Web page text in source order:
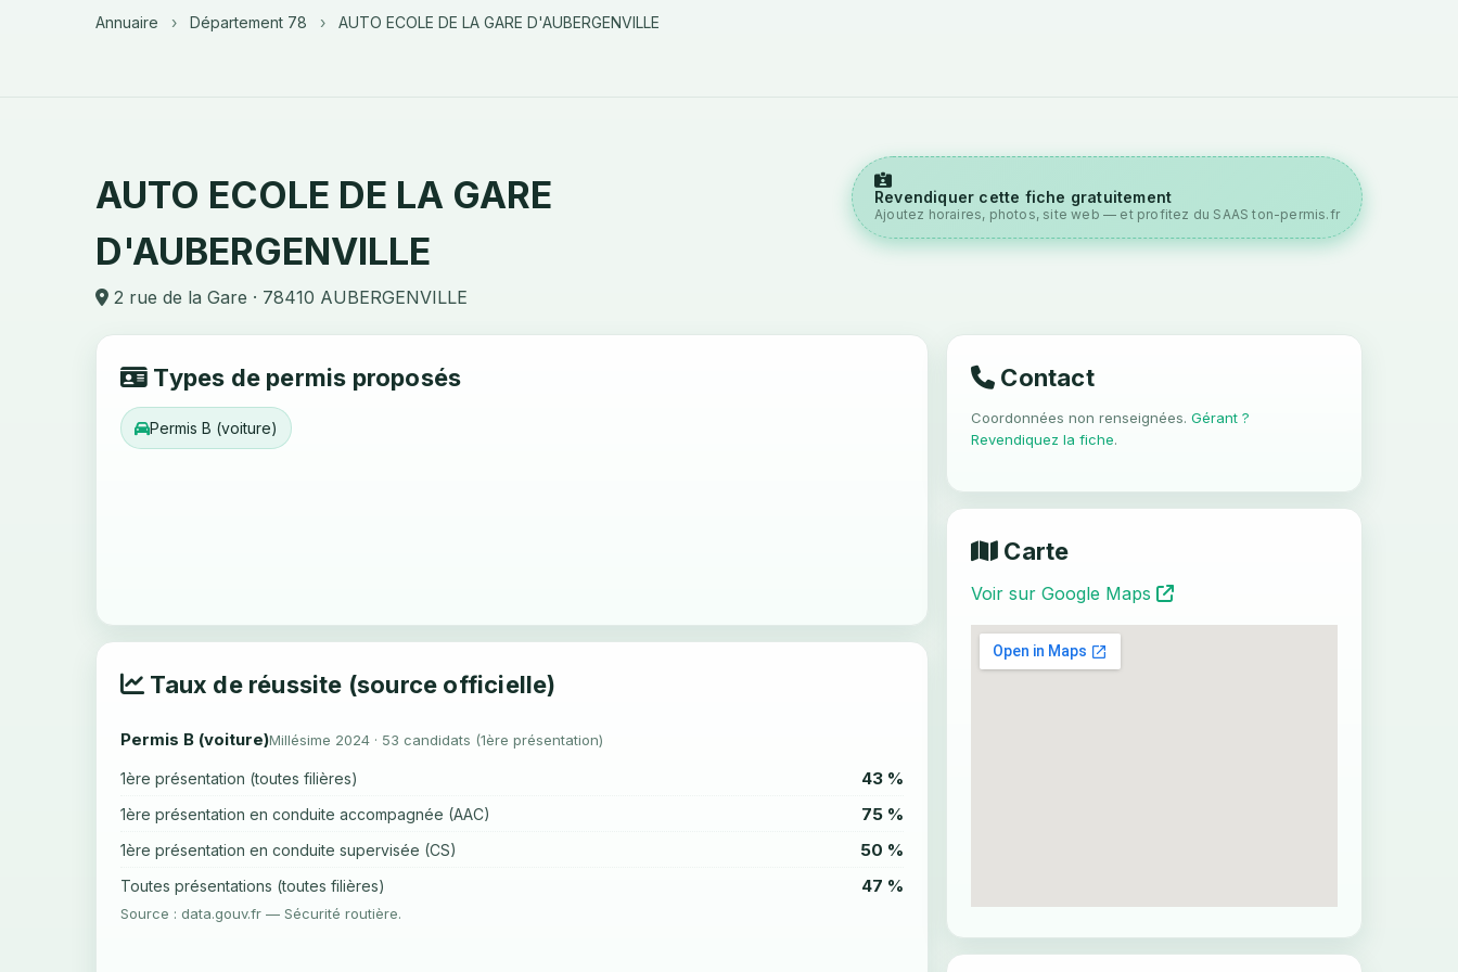
Annuaire › Département 78 › AUTO ECOLE DE LA GARE D'AUBERGENVILLE
AUTO ECOLE DE LA GARE
D'AUBERGENVILLE
2 rue de la Gare · 78410 AUBERGENVILLE
Revendiquer cette fiche gratuitement
Ajoutez horaires, photos, site web — et profitez du SAAS ton-permis.fr
Types de permis proposés
Permis B (voiture)
Taux de réussite (source officielle)
Permis B (voiture)Millésime 2024 · 53 candidats (1ère présentation)
1ère présentation (toutes filières) 43 %
1ère présentation en conduite accompagnée (AAC) 75 %
1ère présentation en conduite supervisée (CS) 50 %
Toutes présentations (toutes filières) 47 %
Source : data.gouv.fr — Sécurité routière.
Contact
Coordonnées non renseignées. Gérant ?
Revendiquez la fiche.
Carte
Voir sur Google Maps